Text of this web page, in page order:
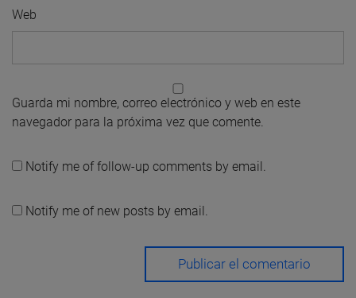
Web
Guarda mi nombre, correo electrónico y web en este
navegador para la próxima vez que comente.
Notify me of follow-up comments by email.
Notify me of new posts by email.